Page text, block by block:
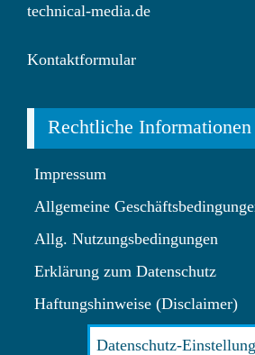
technical-media.de
Kontaktformular
Rechtliche Informationen
Impressum
Allgemeine
Allg. Nutzungsbedingungen
Erklärung zum Datenschutz
Haftungshinweise (Disclaimer)
Datenschutz-